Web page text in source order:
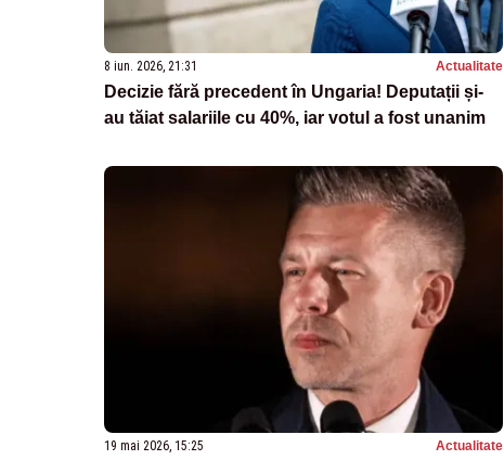
8 iun. 2026, 21:31 Actualitate
Decizie fără precedent în Ungaria! Deputații și-
au tăiat salariile cu 40%, iar votul a fost unanim
19 mai 2026, 15:25 Actualitate